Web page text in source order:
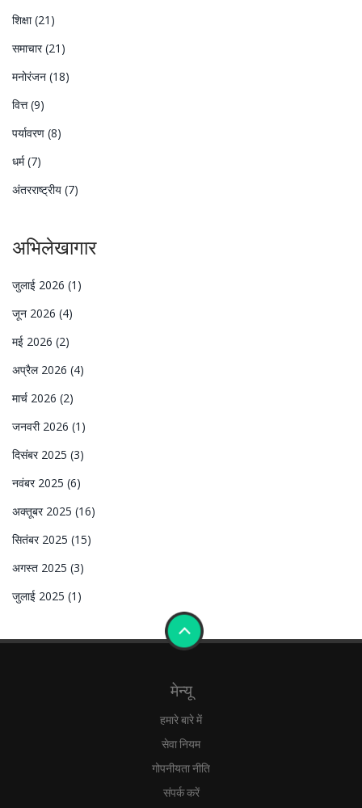
शिक्षा(21)
समाचार(21)
मनोरंजन (18)
वित्त(9)
पर्यावरण (8)
धर्म(7)
अंतरराष्ट्रीय (7)
अभिलेखागार
जुलाई 2026 (1)
जून 2026 (4)
मई 2026 (2)
अप्रैल 2026 (4)
मार्च 2026 (2)
जनवरी 2026 (1)
दिसंबर 2025 (3)
नवंबर 2025 (6)
अक्तूबर 2025 (16)
सितंबर 2025 (15)
अगस्त 2025 (3)
जुलाई 2025 (1)
मेन्यू
हमारे बारे में
सेवा नियम
गोपनीयता नीति
संपर्क करें